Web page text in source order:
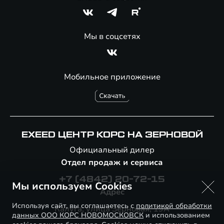
Мобильное приложение
Мы в соцсетях
EXEED ЦЕНТР КОРС НА ЗЕРНОВОЙ
Официальный дилер
Отдел продаж и сервиса
+7 (4842) 20-72-15
Адрес
Калуга, улица Зерновая, 19А
Мы используем Cookies
Используя сайт, вы соглашаетесь сполитикой обработки
данных ООО КОРС НОВОМОСКОВСК и использованием